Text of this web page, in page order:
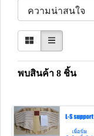
พบสินค้า 8 ชิ้น